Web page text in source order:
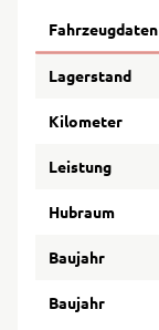
Fahrzeugdaten
Lagerstand
Kilometer
Leistung
Hubraum
Baujahr
Baujahr